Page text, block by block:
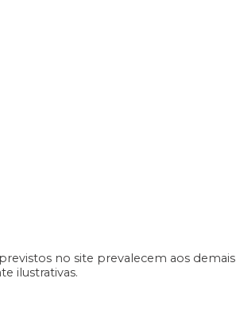
no site prevalecem aos demais
ilustrativas.